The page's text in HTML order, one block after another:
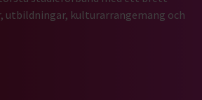
utbildningar, kulturarrangemang och